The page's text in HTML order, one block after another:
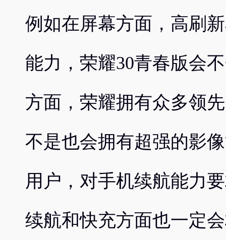
例如在屏幕方面，高刷
能力，荣耀30青春版会
方面，荣耀拥有众多领
不是也会拥有超强的影
用户，对手机续航能力
续航和快充方面也一定